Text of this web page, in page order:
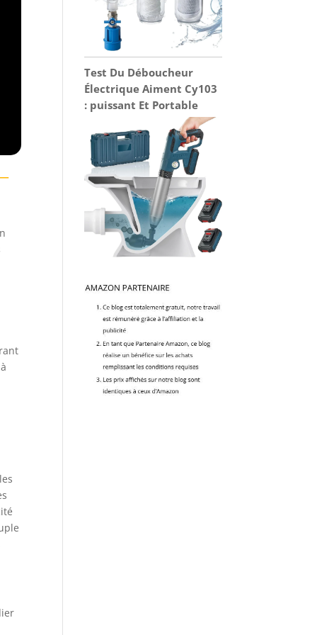
Test Du Déboucheur
Électrique Aiment Cy103
: puissant Et Portable